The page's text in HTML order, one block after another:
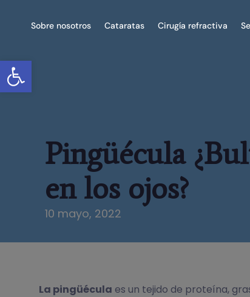
Abrir barra de herramientas
Sobre nosotros Cataratas Cirugía refractiva
Pingüécula
en los ojos?
10 mayo, 2022
La pingüécula es un tejido de proteína,